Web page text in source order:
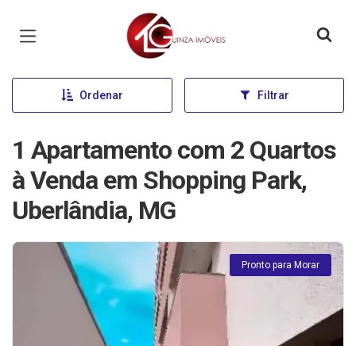
Página inicial
Ordenar Filtrar
1 Apartamento com 2 Quartos
à Venda em Shopping Park,
Uberlândia, MG
Pronto para Morar